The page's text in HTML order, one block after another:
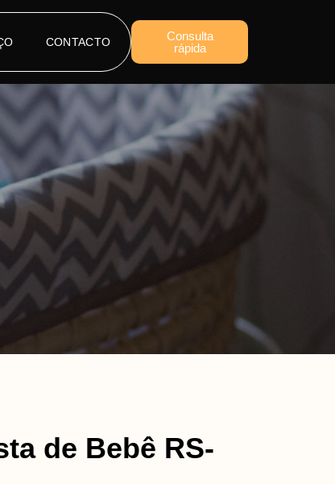
CONTACTO
Consulta
rápida
de Bebê RS-